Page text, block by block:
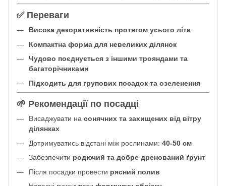
✅ Переваги
Висока декоративність протягом усього літа
Компактна форма для невеликих ділянок
Чудово поєднується з іншими трояндами та
багаторічниками
Підходить для групових посадок та озеленення
🌱 Рекомендації по посадці
Висаджувати на сонячних та захищених від вітру
ділянках
Дотримуватись відстані між рослинами: 40-50 см
Забезпечити родючий та добре дренований ґрунт
Після посадки провести рясний полив